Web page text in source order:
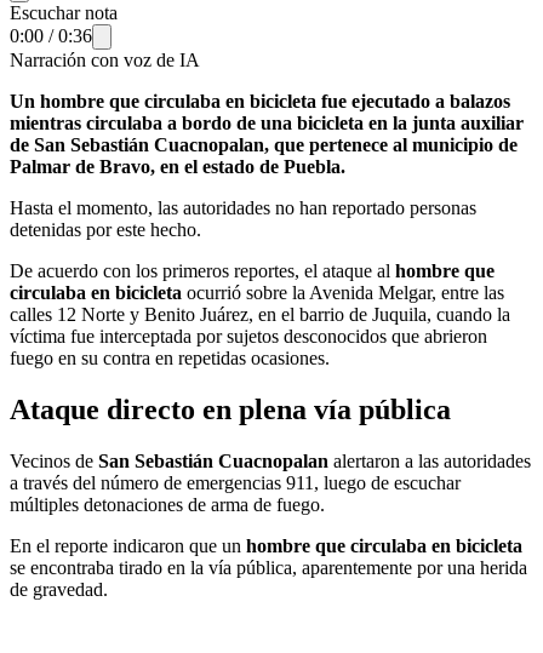
Escuchar nota
0:00 /0:36
Narración con voz de IA
Un hombre que circulaba en bicicleta fue ejecutado a balazos
mientras circulaba a bordo de una bicicleta en la junta auxiliar
de San Sebastián Cuacnopalan, que pertenece al municipio de
Palmar de Bravo, en el estado de Puebla.
Hasta el momento, las autoridades no han reportado personas
detenidas por este hecho.
De acuerdo con los primeros reportes, el ataque al hombre que
circulaba en bicicleta ocurrió sobre la Avenida Melgar, entre las
calles 12 Norte y Benito Juárez, en el barrio de Juquila, cuando la
víctima fue interceptada por sujetos desconocidos que abrieron
fuego en su contra en repetidas ocasiones.
Ataque directo en plena vía pública
Vecinos de San Sebastián Cuacnopalan alertaron a las autoridades
a través del número de emergencias 911, luego de escuchar
múltiples detonaciones de arma de fuego.
En el reporte indicaron que un hombre que circulaba en bicicleta
se encontraba tirado en la vía pública, aparentemente por una herida
de gravedad.